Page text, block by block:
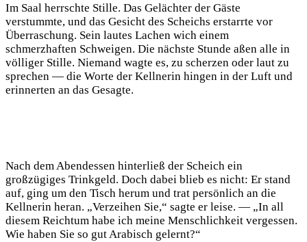
Im Saal herrschte Stille. Das Gelächter der Gäste
verstummte, und das Gesicht des Scheichs erstarrte vor
Überraschung. Sein lautes Lachen wich einem
schmerzhaften Schweigen. Die nächste Stunde aßen alle in
völliger Stille. Niemand wagte es, zu scherzen oder laut zu
sprechen — die Worte der Kellnerin hingen in der Luft und
erinnerten an das Gesagte.
Nach dem Abendessen hinterließ der Scheich ein
großzügiges Trinkgeld. Doch dabei blieb es nicht: Er stand
auf, ging um den Tisch herum und trat persönlich an die
Kellnerin heran. „Verzeihen Sie,“ sagte er leise. — „In all
diesem Reichtum habe ich meine Menschlichkeit vergessen.
Wie haben Sie so gut Arabisch gelernt?“